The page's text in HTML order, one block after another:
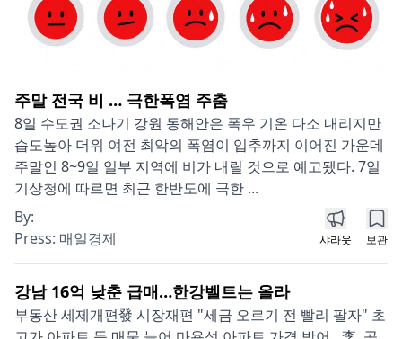
주말 전국 비 … 극한폭염 주춤
8일 수도권 소나기 강원 동해안은 폭우 기온 다소 내리지만
습도높아 더위 여전 최악의 폭염이 입추까지 이어진 가운데
주말인 8~9일 일부 지역에 비가 내릴 것으로 예고됐다. 7일
기상청에 따르면 최근 한반도에 극한 ...
By:
Press: 매일경제 샤라웃 보관
강남 16억 낮춘 급매…한강벨트는 올라
부동산 세제개편發 시장재편 "세금 오르기 전 빨리 팔자" 초